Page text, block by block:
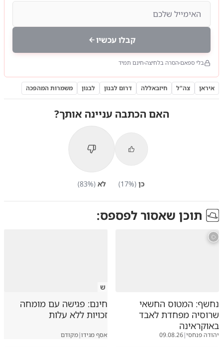
קבלו עכשיו
בלי ספאם הסרה בלחיצה חינם תמיד
איראן צה"ל חיזבאללה דרום לבנון לבנון משמרות המהפכה
האם הכתבה עניינה אותך?
כן (
17%) לא (
83%)
תוכן שאסור לפספס:
נחשף: המטוס החשאי
שרוסיה מפחדת לאבד
באוקראינה
יהודה פנחסי|
09.08.26
ש
חינם: פגישה עם מומחה
זכויות ללא עלות
אסף מגידו|מקודם